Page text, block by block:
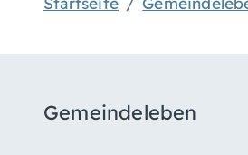
Gemeindeleben